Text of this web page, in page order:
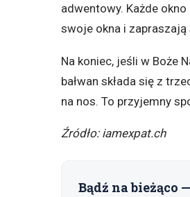
adwentowy. Każde
swoje okna i
Na koniec, jeśli w Boże
bałwan składa się z
na nos. To przyjemny
Źródło: iamexpat.ch
Bądź na bieżąco